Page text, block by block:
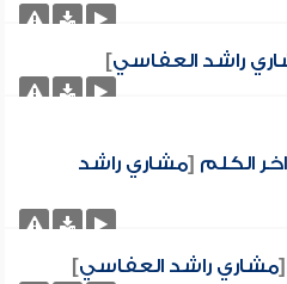
راشد العفاسي]
الكلم [مشاري راشد
[مشاري راشد العفاسي]